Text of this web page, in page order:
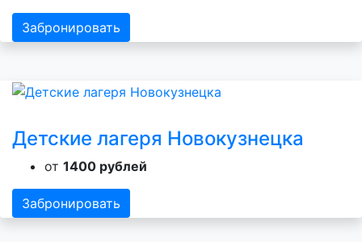
Забронировать
Детские лагеря Новокузнецка
от 1400 рублей
Забронировать